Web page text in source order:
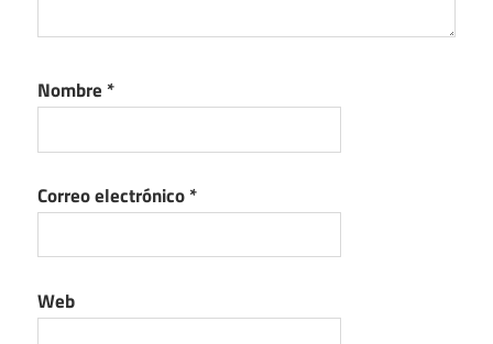
Nombre *
Correo electrónico*
Web